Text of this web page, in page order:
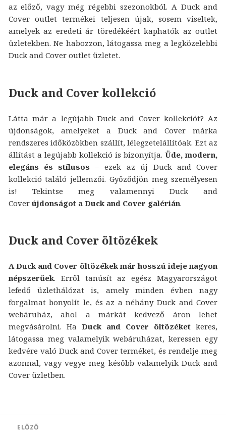
az előző, vagy még régebbi szezonokból. A Duck and
Cover outlet termékei teljesen újak, sosem viseltek,
amelyek az eredeti ár töredékéért kaphatók az outlet
üzletekben. Ne habozzon, látogassa meg a legközelebbi
Duck and Cover outlet üzletet.
Duck and Cover kollekció
Látta már a legújabb Duck and Cover kollekciót? Az
újdonságok, amelyeket a Duck and Cover márka
rendszeres időközökben szállít, lélegzetelállítóak. Ezt az
állítást a legújabb kollekció is bizonyítja.Üde, modern,
elegáns és stílusos – ezek az új Duck and Cover
kollekció találó jellemzői. Győződjön meg személyesen
is! Tekintse meg valamennyi Duck and
Cover újdonságot a Duck and Cover galérián.
Duck and Cover öltözékek
A Duck and Cover öltözékek már hosszú ideje nagyon
népszerűek. Erről tanúsít az egész Magyarországot
lefedő üzlethálózat is, amely minden évben nagy
forgalmat bonyolít le, és az a néhány Duck and Cover
webáruház, ahol a márkát kedvező áron lehet
megvásárolni. Ha Duck and Cover öltözéket keres,
látogassa meg valamelyik webáruházat, keressen egy
kedvére való Duck and Cover terméket, és rendelje meg
azonnal, vagy vegye meg később valamelyik Duck and
Cover üzletben.
ELŐZŐ